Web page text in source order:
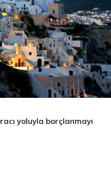
yoluyla borçlanmayı